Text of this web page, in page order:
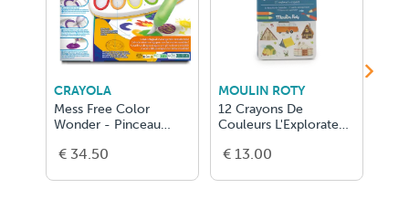
CRAYOLA
Mess Free Color
Wonder - Pinceau
€ 34.50
MOULIN ROTY
12 Crayons De
Couleurs L'Explorateur
€ 13.00